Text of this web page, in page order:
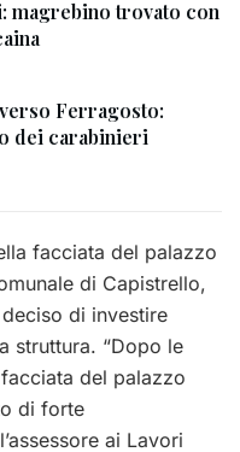
magrebino trovato con
Ferragosto:
dei carabinieri
facciata del palazzo
di Capistrello,
di investire
struttura. “Dopo le
del palazzo
di forte
ai Lavori